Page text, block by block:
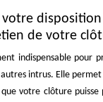
votre
de votre
indispensable pour
autres intrus. Elle
votre clôture puisse